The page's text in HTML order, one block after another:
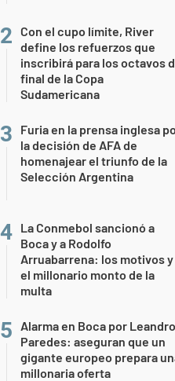
Con el cupo límite, River
define los refuerzos que
inscribirá para los octavos
final de la Copa
Sudamericana
Furia en la prensa inglesa
la decisión de AFA de
homenajear el triunfo de la
Selección Argentina
La Conmebol sancionó a
Boca y a Rodolfo
Arruabarrena: los motivos y
el millonario monto de la
multa
Alarma en Boca por Leandro
Paredes: aseguran que un
gigante europeo prepara
millonaria oferta